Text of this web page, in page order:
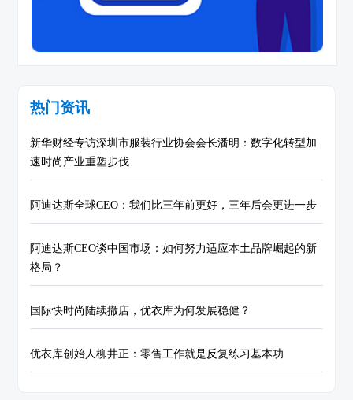
热门资讯
新华财经专访深圳市服装行业协会会长潘明：数字化转型加
速时尚产业重塑步伐
阿迪达斯全球CEO：我们比三年前更好，三年后会更进一步
阿迪达斯CEO谈中国市场：如何努力适应本土品牌崛起的新
格局？
国际快时尚陆续撤店，优衣库为何发展稳健？
优衣库创始人柳井正：零售工作就是反复练习基本功